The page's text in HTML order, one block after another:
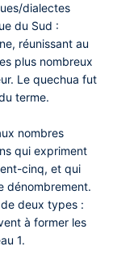
dialectes
du Sud :
réunissant au
plus nombreux
Le quechua fut
terme.
nombres
qui expriment
cinq, et qui
dénombrement.
deux types :
à former les
1.